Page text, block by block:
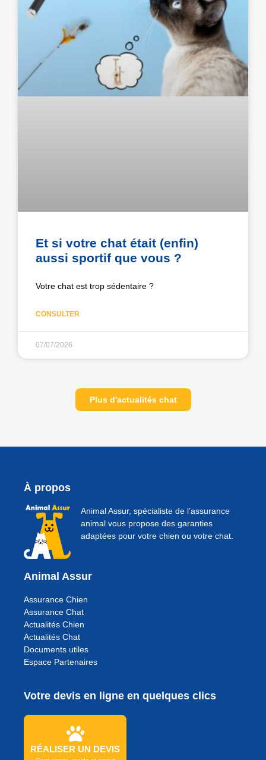
Et si votre chat était (enfin)
aussi sportif que vous ?
Votre chat est trop sédentaire ?
CONSULTER
07/07/2026
Plus d'actualités chat
À propos
Animal Assur, spécialiste de l’assurance
animal vous propose des garanties
adaptées pour votre chien ou votre chat.
Animal Assur
Assurance Chien
Assurance Chat
Actualités Chien
Actualités Chat
Documents utiles
Espace Partenaires
Votre devis en ligne en quelques clics
RÉALISER UN DEVIS